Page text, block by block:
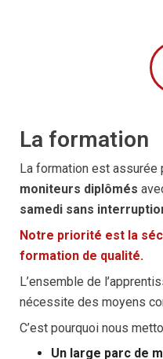
La formation
La formation est assurée
moniteurs diplômés
samedi sans
Notre priorité est la
formation de qualité.
L’ensemble de
nécessite des moyens
C’est pourquoi nous
Un large parc de